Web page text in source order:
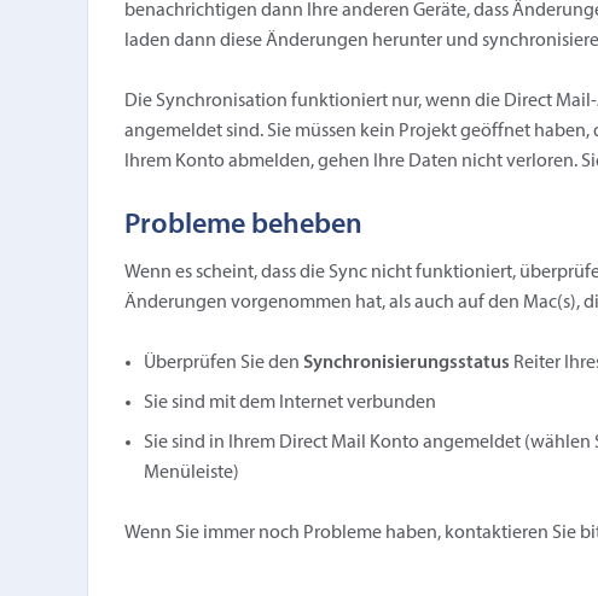
benachrichtigen dann Ihre anderen Geräte, dass
laden dann diese Änderungen herunter und
Die Synchronisation funktioniert nur, wenn die Direct
angemeldet sind. Sie müssen kein Projekt geöffnet haben,
Ihrem Konto abmelden, gehen Ihre Daten nicht verloren.
Probleme beheben
Wenn es scheint, dass die Sync nicht funktioniert,
Änderungen vorgenommen hat, als auch auf den Mac(s),
Überprüfen Sie den Synchronisierungsstatus Reiter
Sie sind mit dem Internet verbunden
Sie sind in Ihrem Direct Mail Konto angemeldet (wählen
Menüleiste)
Wenn Sie immer noch Probleme haben, kontaktieren Sie